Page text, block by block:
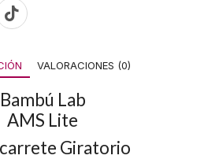
VALORACIONES (0)
Bambú Lab
AMS Lite
Giratorio